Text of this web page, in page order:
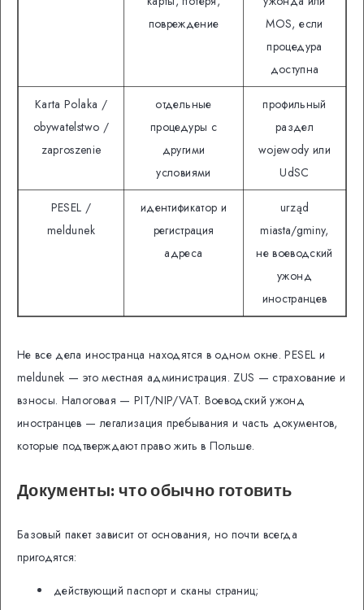
повреждение
MOS, если
процедура
доступна
Karta Polaka /
obywatelstwo /
zaproszenie
отдельные
процедуры с
другими
условиями
профильный
раздел
wojewody или
UdSC
PESEL /
meldunek
идентификатор и
регистрация
адреса
urząd
miasta/gminy,
не воеводский
ужонд
иностранцев
Не все дела иностранца находятся в одном окне. PESEL и
meldunek — это местная администрация. ZUS — страхование и
взносы. Налоговая — PIT/NIP/VAT. Воеводский ужонд
иностранцев — легализация пребывания и часть документов,
которые подтверждают право жить в Польше.
Документы: что обычно готовить
Базовый пакет зависит от основания, но почти всегда
пригодятся:
действующий паспорт и сканы страниц;